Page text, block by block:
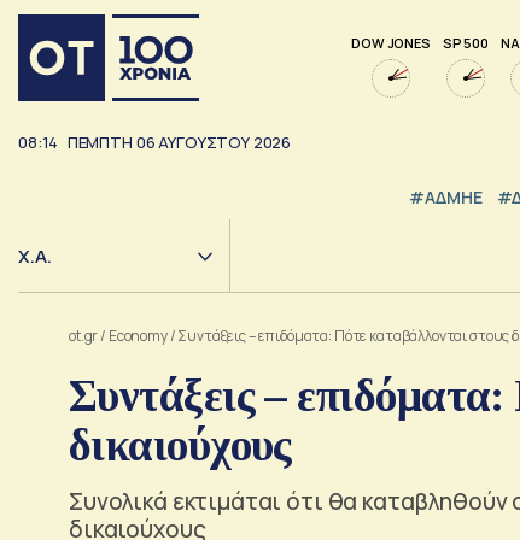
DOW JONES SP 500
08:14 ΠΕΜΠΤΗ 06ΑΥΓΟΥΣΤΟΥ 2026
#ΑΔΜΗΕ
Χ.Α.
ot.gr/ Economy/Συντάξεις – επιδόματα: Πότε καταβάλλονται στους
Συντάξεις –
δικαιούχους
Συνολικά εκτιμάται ότι θα
δικαιούχους